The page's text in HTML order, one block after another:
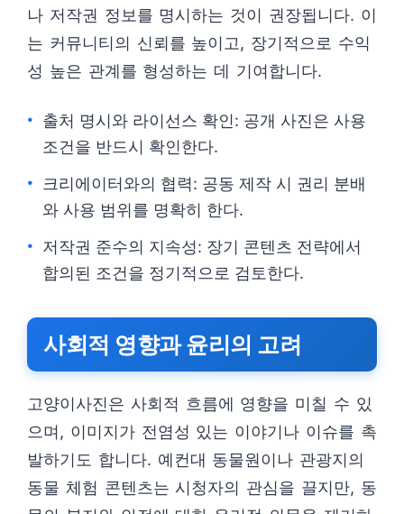
나 저작권 정보를 명시하는 것이 권장됩니다. 이
는 커뮤니티의 신뢰를 높이고, 장기적으로 수익
성 높은 관계를 형성하는 데 기여합니다.
출처 명시와 라이선스 확인: 공개 사진은 사용
조건을 반드시 확인한다.
크리에이터와의 협력: 공동 제작 시 권리 분배
와 사용 범위를 명확히 한다.
저작권 준수의 지속성: 장기 콘텐츠 전략에서
합의된 조건을 정기적으로 검토한다.
사회적 영향과 윤리의 고려
고양이사진은 사회적 흐름에 영향을 미칠 수 있
으며, 이미지가 전염성 있는 이야기나 이슈를 촉
발하기도 합니다. 예컨대 동물원이나 관광지의
동물 체험 콘텐츠는 시청자의 관심을 끌지만, 동